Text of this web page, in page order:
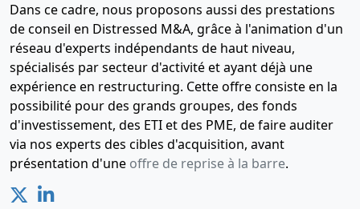
Dans ce cadre, nous proposons aussi des prestations
de conseil en Distressed M&A, grâce à l'animation d'un
réseau d'experts indépendants de haut niveau,
spécialisés par secteur d'activité et ayant déjà une
expérience en restructuring. Cette offre consiste en la
possibilité pour des grands groupes, des fonds
d'investissement, des ETI et des PME, de faire auditer
via nos experts des cibles d'acquisition, avant
présentation d'une offre de reprise à la barre.